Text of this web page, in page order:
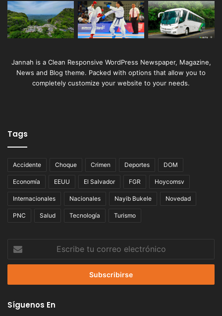
Jannah is a Clean Responsive WordPress Newspaper, Magazine,
News and Blog theme. Packed with options that allow you to
completely customize your website to your needs.
Tags
Accidente Choque Crimen Deportes DOM
Economía EEUU El Salvador FGR Hoycomsv
Internacionales Nacionales Nayib Bukele Novedad
PNC Salud Tecnología Turismo
correo
Síguenos En